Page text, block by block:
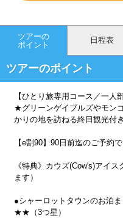
ツアーの
ポイント
日程表
ツアーのポイント
【ひとり旅専用コース／一人
★グリーンゲイブルズやモン
かりの地を訪ねる終日観光付
【e割90】90日前迄のご予約
《特典》カウズ(Cow's)アイ
ます）
●シャーロットタウンのお泊
★★（3つ星）